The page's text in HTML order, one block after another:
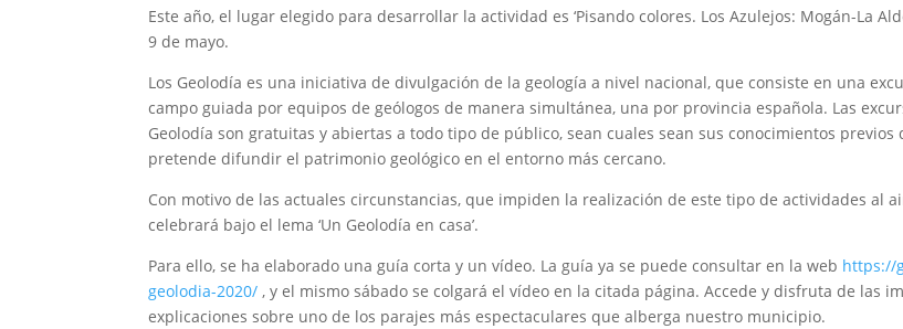
Este año, el lugar elegido para desarrollar la actividad es ‘Pisando colores. Los Azulejos: Mogán-La
9 de mayo.
Los Geolodía es una iniciativa de divulgación de la geología a nivel nacional, que consiste en una
campo guiada por equipos de geólogos de manera simultánea, una por provincia española. Las
Geolodía son gratuitas y abiertas a todo tipo de público, sean cuales sean sus conocimientos previos
pretende difundir el patrimonio geológico en el entorno más cercano.
Con motivo de las actuales circunstancias, que impiden la realización de este tipo de actividades al
celebrará bajo el lema ‘Un Geolodía en casa’.
Para ello, se ha elaborado una guía corta y un vídeo. La guía ya se puede consultar en la web https://
geolodia-2020/ , y el mismo sábado se colgará el vídeo en la citada página. Accede y disfruta de las
explicaciones sobre uno de los parajes más espectaculares que alberga nuestro municipio.